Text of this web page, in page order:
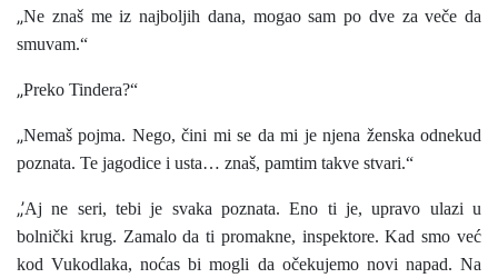
„Ne znaš me iz najboljih dana, mogao sam po dve za veče da
smuvam.“
„Preko Tindera?“
„Nemaš pojma. Nego, čini mi se da mi je njena ženska odnekud
poznata. Te jagodice i usta… znaš, pamtim takve stvari.“
„’Aj ne seri, tebi je svaka poznata. Eno ti je, upravo ulazi u
bolnički krug. Zamalo da ti promakne, inspektore. Kad smo već
kod Vukodlaka, noćas bi mogli da očekujemo novi napad. Na